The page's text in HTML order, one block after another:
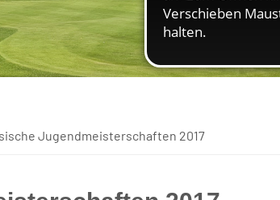
Jugendmeisterschaften 2017